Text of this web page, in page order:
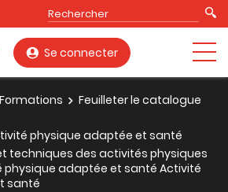
Se connecter
Formations
Feuilleter le catalogue
physique adaptée et santé
techniques des activités physiques
physique adaptée et santé Activité
santé